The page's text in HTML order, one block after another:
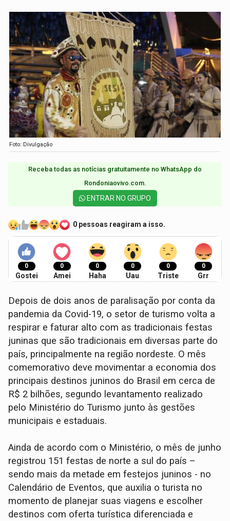
Foto: Divulgação
Receba todas as notícias gratuitamente no WhatsApp do
Rondoniaovivo.com.​
ENTRAR NO GRUPO
0 pessoas reagiram a isso.
0
Gostei
0
Amei
0
Haha
0
Uau
0
Triste
0
Grr
Depois de dois anos de paralisação por conta da
pandemia da Covid-19, o setor de turismo volta a
respirar e faturar alto com as tradicionais festas
juninas que são tradicionais em diversas parte do
país, principalmente na região nordeste. O mês
comemorativo deve movimentar a economia dos
principais destinos juninos do Brasil em cerca de
R$ 2 bilhões, segundo levantamento realizado
pelo Ministério do Turismo junto às gestões
municipais e estaduais.
Ainda de acordo com o Ministério, o mês de junho
registrou 151 festas de norte a sul do país –
sendo mais da metade em festejos juninos - no
Calendário de Eventos, que auxilia o turista no
momento de planejar suas viagens e escolher
destinos com oferta turística diferenciada e